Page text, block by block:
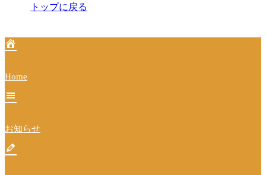
ー
ョ
ン
トップに戻る
Home
お知らせ